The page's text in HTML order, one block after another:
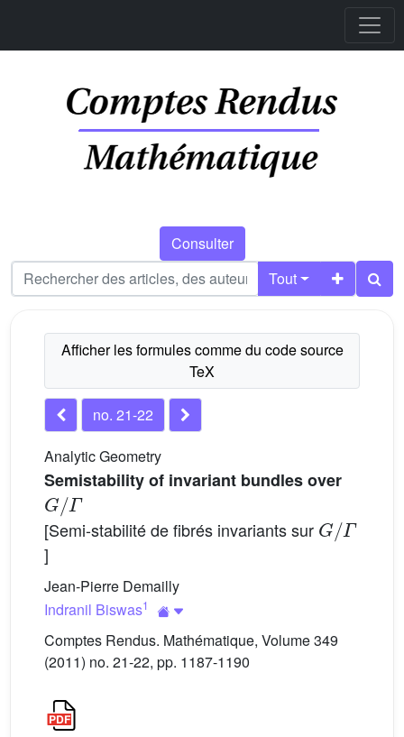
Consulter
Tout
no. 21-22
Analytic Geometry
Semistability of invariant bundles over
G/Γ
[Semi-stabilité de fibrés invariants sur G
Γ
]
Jean-Pierre Demailly
Indranil Biswas1
Comptes Rendus. Mathématique, Volume 349
(2011) no. 21-22, pp. 1187-1190